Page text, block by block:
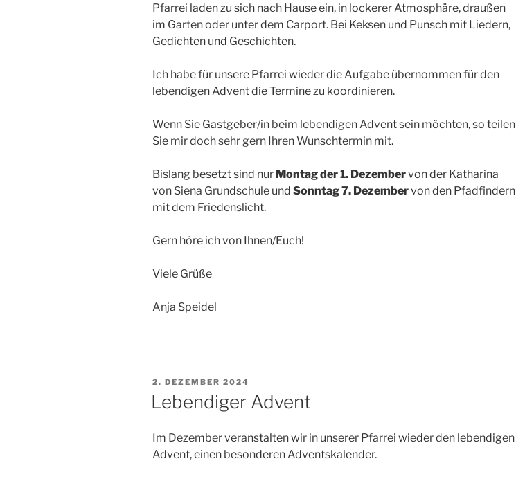
Pfarrei laden zu sich nach Hause ein, in lockerer Atmosphäre, draußen
im Garten oder unter dem Carport. Bei Keksen und Punsch mit Liedern,
Gedichten und Geschichten.
Ich habe für unsere Pfarrei wieder die Aufgabe übernommen für den
lebendigen Advent die Termine zu koordinieren.
Wenn Sie Gastgeber/in beim lebendigen Advent sein möchten, so teilen
Sie mir doch sehr gern Ihren Wunschtermin mit.
Bislang besetzt sind nur Montag der 1. Dezembervon der Katharina
von Siena Grundschule und Sonntag 7. Dezembervon den Pfadfindern
mit dem Friedenslicht.
Gern höre ich von Ihnen/Euch!
Viele Grüße
Anja Speidel
VERÖFFENTLICHT
2. DEZEMBER 2024
Lebendiger Advent
Im Dezember veranstalten wir in unserer Pfarrei wieder den lebendigen
Advent, einen besonderen Adventskalender.